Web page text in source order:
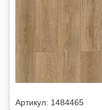
Артикул: 1484465